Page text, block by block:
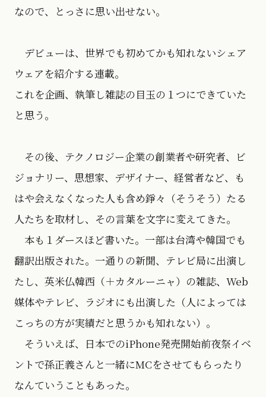
なので、とっさに思い出せない。
デビューは、世界でも初めてかも知れないシェア
ウェアを紹介する連載。
これを企画、執筆し雑誌の目玉の１つにできていた
と思う。
その後、テクノロジー企業の創業者や研究者、ビ
ジョナリー、思想家、デザイナー、経営者など、も
はや会えなくなった人も含め錚々（そうそう）たる
人たちを取材し、その言葉を文字に変えてきた。
本も１ダースほど書いた。一部は台湾や韓国でも
翻訳出版された。一通りの新聞、テレビ局に出演し
たし、英米仏韓西（＋カタルーニャ）の雑誌、Web
媒体やテレビ、ラジオにも出演した（人によっては
こっちの方が実績だと思うかも知れない）。
そういえば、日本でのiPhone発売開始前夜祭イベ
ントで孫正義さんと一緒にMCをさせてもらったり
なんていうこともあった。